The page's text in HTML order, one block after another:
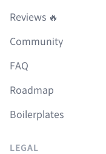
Reviews 🔥
Community
FAQ
Roadmap
Boilerplates
LEGAL